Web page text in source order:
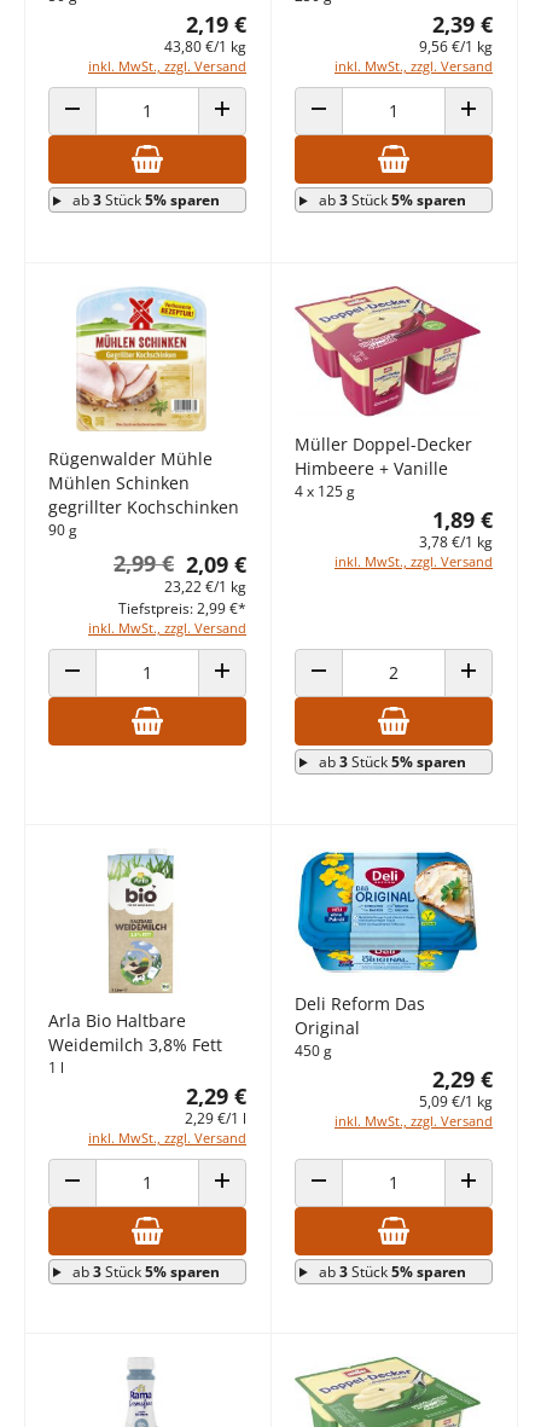
2,19 €
43,80 €/1 kg
inkl. MwSt., zzgl. Versand
ANZAHL VERRINGERN ANZAHL ERHÖHEN
ab3Stück5% sparen
2,39 €
9,56 €/1 kg
inkl. MwSt., zzgl. Versand
ANZAHL VERRINGERN ANZAHL
ab3Stück5% sparen
Rügenwalder Mühle
Mühlen Schinken
gegrillter Kochschinken
90 g
2,09 €
2,99 €
23,22 €/1 kg
inkl. MwSt., zzgl. Versand
Tiefstpreis: 2,99 €*
ANZAHL VERRINGERN ANZAHL ERHÖHEN
Müller Doppel-Decker
Himbeere + Vanille
4 x 125 g
1,89 €
3,78 €/1 kg
inkl. MwSt., zzgl. Versand
ANZAHL VERRINGERN ANZAHL
ab3Stück5% sparen
Arla Bio Haltbare
Weidemilch 3,8% Fett
1 l
2,29 €
2,29 €/1 l
inkl. MwSt., zzgl. Versand
ANZAHL VERRINGERN ANZAHL ERHÖHEN
ab3Stück5% sparen
Deli Reform Das
Original
450 g
2,29 €
5,09 €/1 kg
inkl. MwSt., zzgl. Versand
ANZAHL VERRINGERN ANZAHL
ab3Stück5% sparen